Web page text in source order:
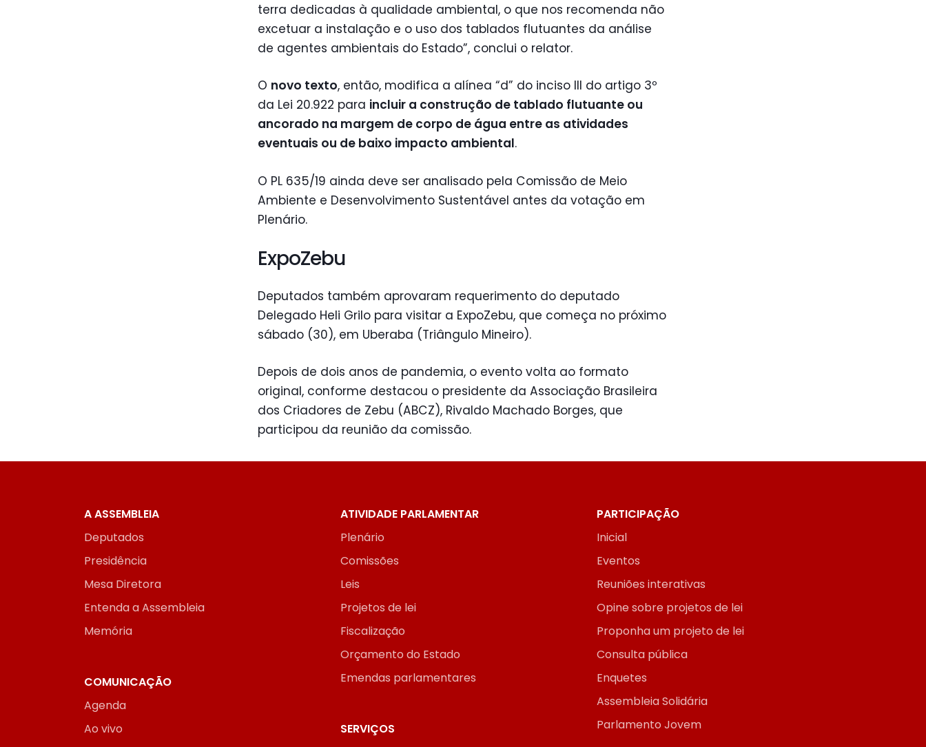
terra dedicadas à qualidade ambiental, o que nos recomenda não
excetuar a instalação e o uso dos tablados flutuantes da análise
de agentes ambientais do Estado”, conclui o relator.
O novo texto, então, modifica a alínea “d” do inciso III do artigo 3º
da Lei 20.922 para incluir a construção de tablado flutuante ou
ancorado na margem de corpo de água entre as atividades
eventuais ou de baixo impacto ambiental.
O PL 635/19 ainda deve ser analisado pela Comissão de Meio
Ambiente e Desenvolvimento Sustentável antes da votação em
Plenário.
ExpoZebu
Deputados também aprovaram requerimento do deputado
Delegado Heli Grilo para visitar a ExpoZebu, que começa no próximo
sábado (30), em Uberaba (Triângulo Mineiro).
Depois de dois anos de pandemia, o evento volta ao formato
original, conforme destacou o presidente da Associação Brasileira
dos Criadores de Zebu (ABCZ), Rivaldo Machado Borges, que
participou da reunião da comissão.
A ASSEMBLEIA
Deputados
Presidência
Mesa Diretora
Entenda a Assembleia
Memória
ATIVIDADE PARLAMENTAR
Plenário
Comissões
Leis
Projetos de lei
Fiscalização
Orçamento do Estado
Emendas parlamentares
PARTICIPAÇÃO
Inicial
Eventos
Reuniões interativas
Opine sobre projetos de lei
Proponha um projeto de lei
Consulta pública
Enquetes
Assembleia Solidária
Parlamento Jovem
COMUNICAÇÃO
Agenda
Ao vivo
SERVIÇOS